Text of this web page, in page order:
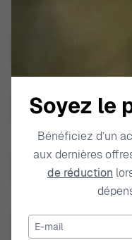
Poids35.000000
ModèleArkansas
MarqueRiver Woods
Type de produit
Femmes
Résistance à l'eau
Soyez le
Bénéficiez d’un
aux dernières
de réduction
E-mail